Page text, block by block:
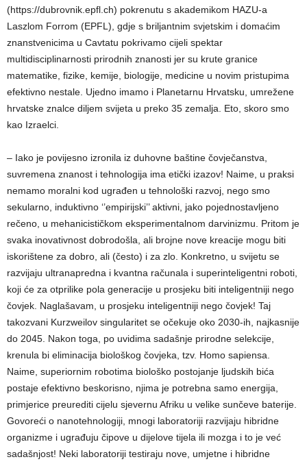
(https://dubrovnik.epfl.ch) pokrenutu s akademikom HAZU-a
Laszlom Forrom (EPFL), gdje s briljantnim svjetskim i domaćim
znanstvenicima u Cavtatu pokrivamo cijeli spektar
multidisciplinarnosti prirodnih znanosti jer su krute granice
matematike, fizike, kemije, biologije, medicine u novim pristupima
efektivno nestale. Ujedno imamo i Planetarnu Hrvatsku, umrežene
hrvatske znalce diljem svijeta u preko 35 zemalja. Eto, skoro smo
kao Izraelci.
– Iako je povijesno izronila iz duhovne baštine čovječanstva,
suvremena znanost i tehnologija ima etički izazov! Naime, u praksi
nemamo moralni kod ugrađen u tehnološki razvoj, nego smo
sekularno, induktivno ‘’empirijski’’ aktivni, jako pojednostavljeno
rečeno, u mehanicističkom eksperimentalnom darvinizmu. Pritom je
svaka inovativnost dobrodošla, ali brojne nove kreacije mogu biti
iskorištene za dobro, ali (često) i za zlo. Konkretno, u svijetu se
razvijaju ultranapredna i kvantna računala i superinteligentni roboti,
koji će za otprilike pola generacije u prosjeku biti inteligentniji nego
čovjek. Naglašavam, u prosjeku inteligentniji nego čovjek! Taj
takozvani Kurzweilov singularitet se očekuje oko 2030-ih, najkasnije
do 2045. Nakon toga, po uvidima sadašnje prirodne selekcije,
krenula bi eliminacija biološkog čovjeka, tzv. Homo sapiensa.
Naime, superiornim robotima biološko postojanje ljudskih bića
postaje efektivno beskorisno, njima je potrebna samo energija,
primjerice preurediti cijelu sjevernu Afriku u velike sunčeve baterije.
Govoreći o nanotehnologiji, mnogi laboratoriji razvijaju hibridne
organizme i ugrađuju čipove u dijelove tijela ili mozga i to je već
sadašnjost! Neki laboratoriji testiraju nove, umjetne i hibridne